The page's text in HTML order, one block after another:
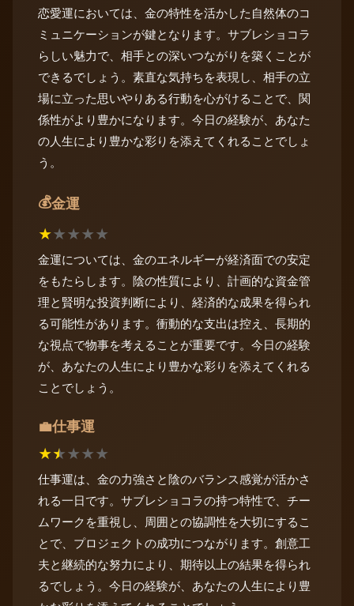
恋愛運においては、金の特性を活かした自然体のコ
ミュニケーションが鍵となります。サブレショコラ
らしい魅力で、相手との深いつながりを築くことが
できるでしょう。素直な気持ちを表現し、相手の立
場に立った思いやりある行動を心がけることで、関
係性がより豊かになります。今日の経験が、あなた
の人生により豊かな彩りを添えてくれることでしょ
う。
💰金運
★★★★★
金運については、金のエネルギーが経済面での安定
をもたらします。陰の性質により、計画的な資金管
理と賢明な投資判断により、経済的な成果を得られ
る可能性があります。衝動的な支出は控え、長期的
な視点で物事を考えることが重要です。今日の経験
が、あなたの人生により豊かな彩りを添えてくれる
ことでしょう。
💼仕事運
★★★★★
仕事運は、金の力強さと陰のバランス感覚が活かさ
れる一日です。サブレショコラの持つ特性で、チー
ムワークを重視し、周囲との協調性を大切にするこ
とで、プロジェクトの成功につながります。創意工
夫と継続的な努力により、期待以上の結果を得られ
るでしょう。今日の経験が、あなたの人生により豊